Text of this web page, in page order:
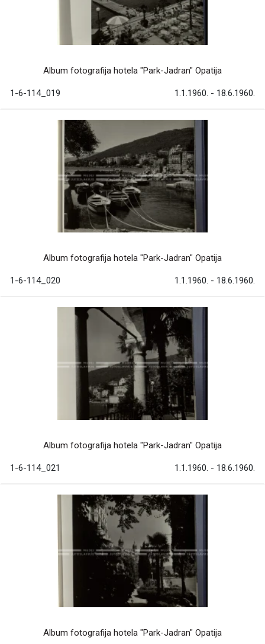
Album fotografija hotela "Park-Jadran" Opatija
1-6-114_019 1.1.1960. - 18.6.1960.
Album fotografija hotela "Park-Jadran" Opatija
1-6-114_020 1.1.1960. - 18.6.1960.
Album fotografija hotela "Park-Jadran" Opatija
1-6-114_021 1.1.1960. - 18.6.1960.
Album fotografija hotela "Park-Jadran" Opatija